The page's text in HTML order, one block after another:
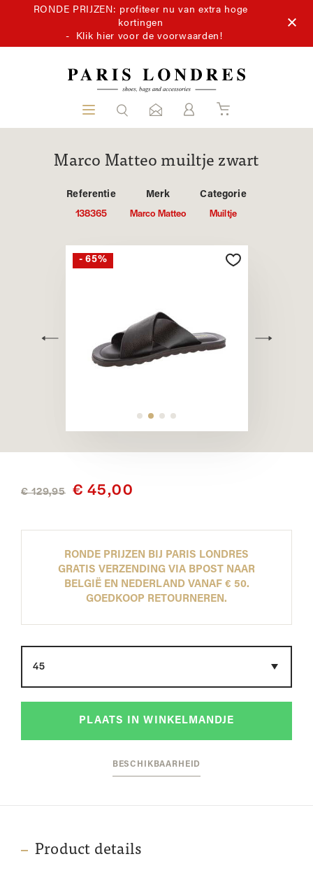
RONDE PRIJZEN: profiteer nu van extra hoge
kortingen
- Klik hier voor de voorwaarden!
Marco Matteo muiltje zwart
Referentie
138365
Merk
Marco Matteo
Categorie
Muiltje
- 65%
€ 129,95 € 45,00
RONDE PRIJZEN BIJ PARIS LONDRES
GRATIS VERZENDING VIA BPOST NAAR
BELGIË EN NEDERLAND VANAF € 50.
GOEDKOOP RETOURNEREN.
PLAATS IN WINKELMANDJE
BESCHIKBAARHEID
Product details